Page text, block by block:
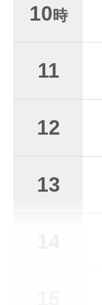
10時
11
12
13